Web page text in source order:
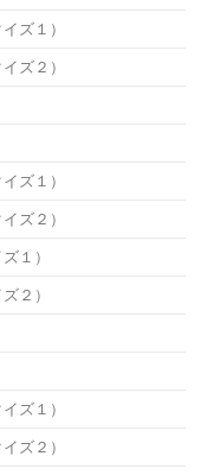
ズ１）
ズ２）
ズ１）
ズ２）
１）
２）
ズ１）
ズ２）